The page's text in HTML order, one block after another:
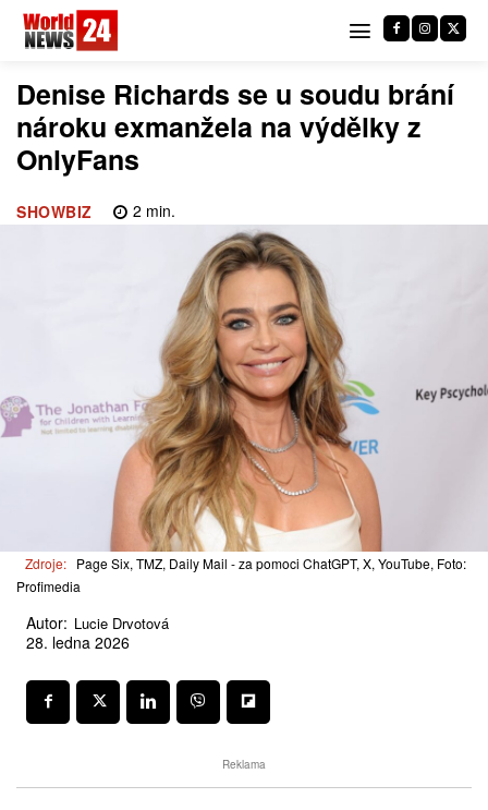
Denise Richards se u soudu brání
nároku exmanžela na výdělky z
OnlyFans
SHOWBIZ 2 min.
Zdroje: Page Six, TMZ, Daily Mail - za pomoci ChatGPT, X, YouTube, Foto:
Profimedia
Autor: Lucie Drvotová
28. ledna 2026
Reklama